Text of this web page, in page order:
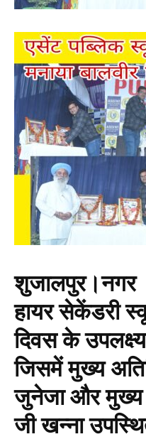
शुजालपुर।नगर
हायर सेकेंडरी
दिवस के
जिसमें मुख्य
जुनेजा और मुख्य
जी खन्ना